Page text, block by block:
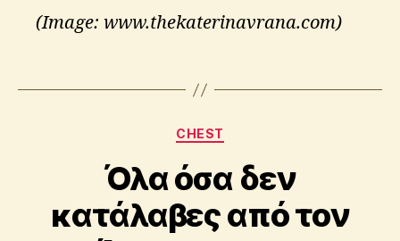
(Image: www.thekaterinavrana.com)
t
e
n
Categories
CHEST
Όλα όσα δεν
κατάλαβες από τον
y